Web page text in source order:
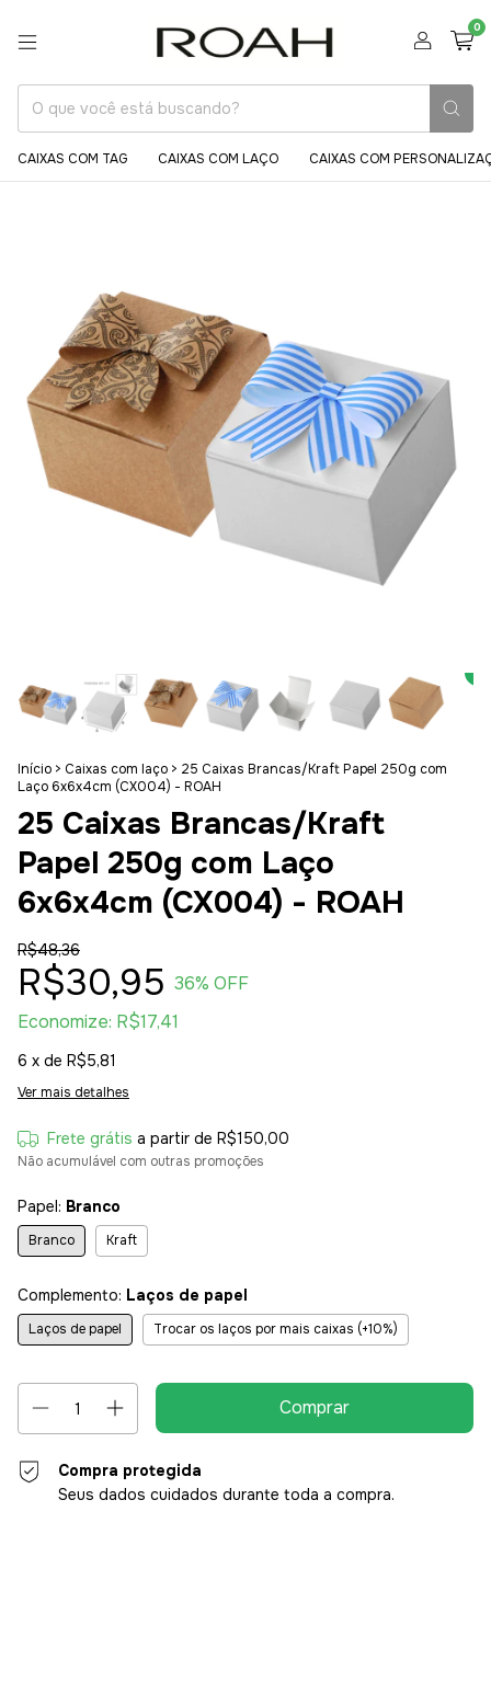
0
CAIXAS COM TAG CAIXAS COM LAÇO CAIXAS COM
Início > Caixas com laço > 25 Caixas Brancas/Kraft Papel 250g com
Laço 6x6x4cm (CX004) - ROAH
25 Caixas Brancas/Kraft
Papel 250g com Laço
6x6x4cm (CX004) - ROAH
R$48,36
R$30,95 36% OFF
Economize: R$17,41
6 x de R$5,81
Ver mais detalhes
Frete grátis a partir de R$150,00
Não acumulável com outras promoções
Papel: Branco
Branco Kraft
Complemento: Laços de papel
Laços de papel Trocar os laços por mais caixas (+10%)
Compra protegida
Seus dados cuidados durante toda a compra.